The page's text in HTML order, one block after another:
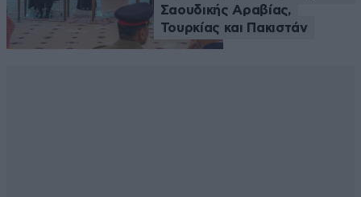
Σαουδικής Αραβίας,
Τουρκίας και Πακιστάν